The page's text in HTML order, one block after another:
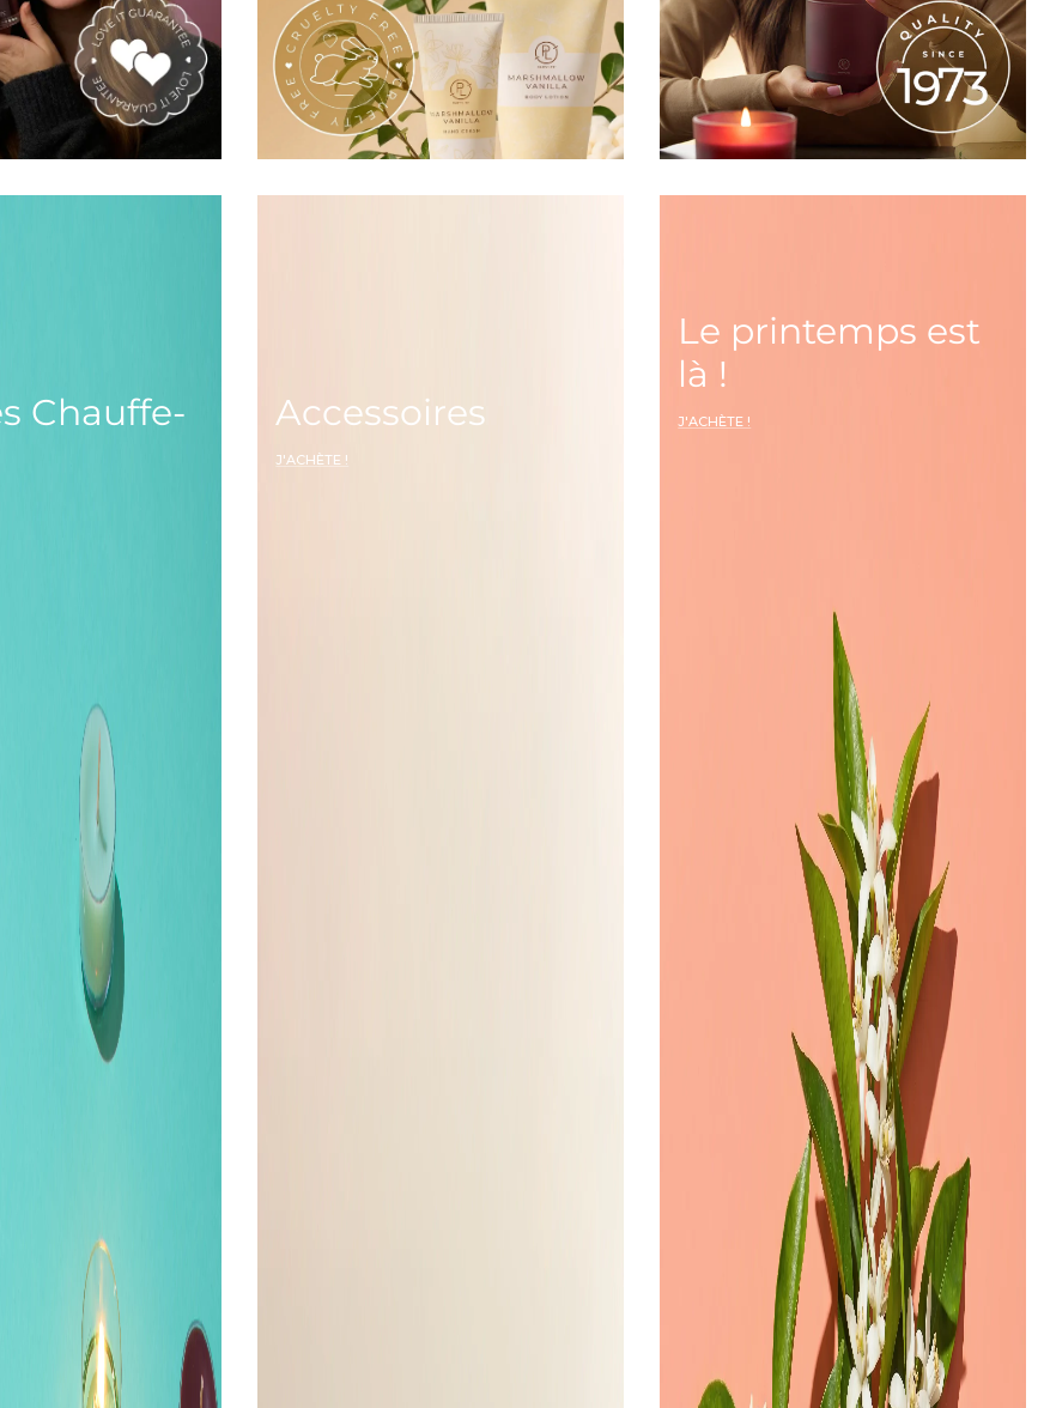
Chauffe-
Accessoires
J'ACHÈTE !
Le printemps est
là !
J'ACHÈTE !